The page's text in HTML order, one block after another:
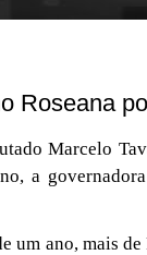
Roseana
Marcelo
a
um ano, mais